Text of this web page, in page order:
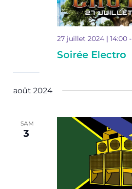
Soirée Electro
27 juillet 2024 | 14:00-
août 2024
SAM
3